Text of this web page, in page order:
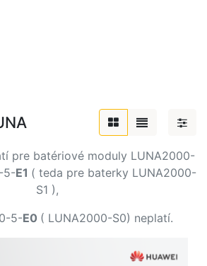
pre batériové moduly LUNA2000-
5-E1 ( teda pre baterky LUNA2000-
S1 ),
5-E0 ( LUNA2000-S0) neplatí​.